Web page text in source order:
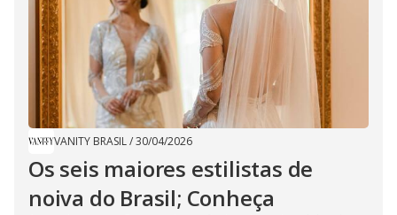
VANITY BRASIL/30/04/2026
Os seis maiores estilistas de
noiva do Brasil; Conheça